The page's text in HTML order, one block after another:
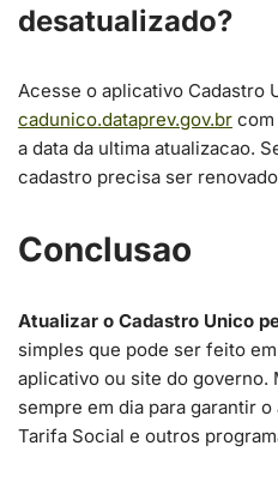
desatualizado?
Acesse o aplicativo Cadastro
cadunico.dataprev.gov.br com
a data da ultima atualizacao.
cadastro precisa ser
Conclusao
Atualizar o Cadastro Unico
simples que pode ser feito
aplicativo ou site do governo.
sempre em dia para garantir
Tarifa Social e outros